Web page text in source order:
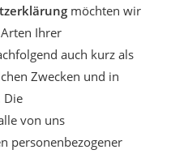
möchten wir
Ihrer
auch kurz als
Zwecken und in
Die
von uns
personenbezogener